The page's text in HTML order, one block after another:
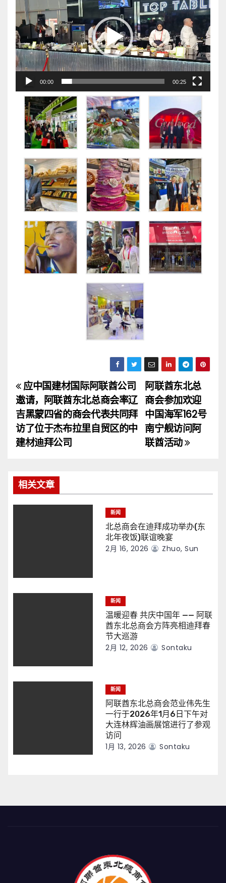
播
放
器
00:00 00:25
文
章
导
阿联酋东北总
商会参加欢迎
中国海军162号
南宁舰访问阿
联酋活动
应中国建材国际阿联酋公司
邀请，阿联酋东北总商会率辽
吉黑蒙四省的商会代表共同拜
访了位于杰布拉里自贸区的中
建材迪拜公司
相关文章
新闻
北总商会在迪拜成功举办(东
北年夜饭)联谊晚宴
2月 16, 2026 Zhuo, Sun
新闻
温暖迎春 共庆中国年 —— 阿联
酋东北总商会方阵亮相迪拜春
节大巡游
2月 12, 2026 Sontaku
新闻
阿联酋东北总商会范业伟先生
一行于2026年1月6日下午对
大连林辉油画展馆进行了参观
访问
1月 13, 2026 Sontaku